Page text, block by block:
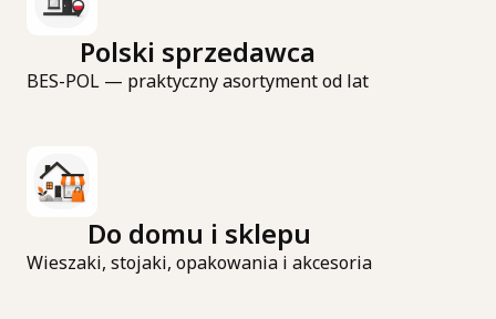
Polski sprzedawca
BES-POL — praktyczny asortyment od lat
Do domu i sklepu
Wieszaki, stojaki, opakowania i akcesoria